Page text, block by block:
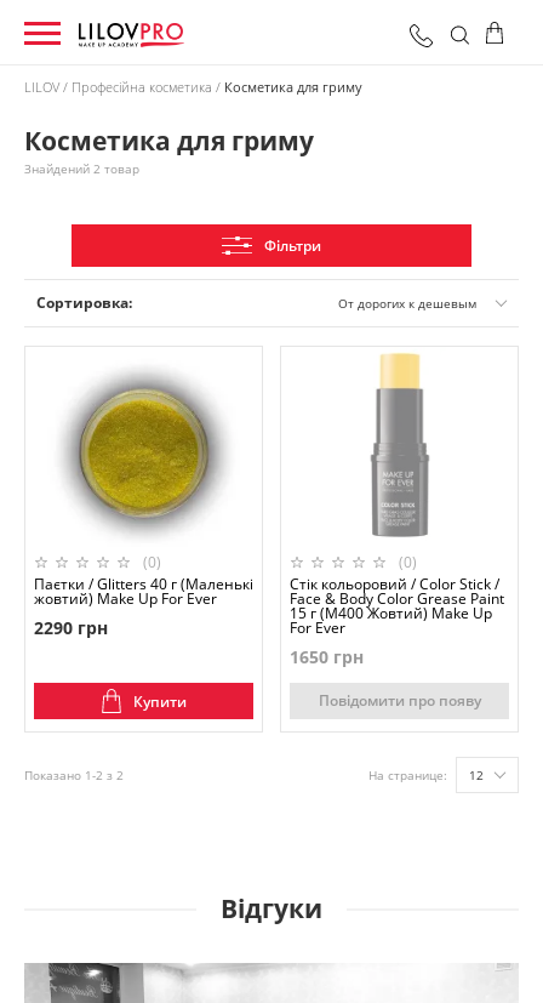
Разом:0 грн
LILOV Професійна косметика Косметика для гриму
Косметика для гриму
Знайдений 2 товар
Фільтри
Сортировка: От дорогих к дешевым
(0)
Паєтки / Glitters 40 г (Маленькі
жовтий) Make Up For Ever
2290 грн
Купити
(0)
Стік кольоровий / Color Stick /
Face & Body Color Grease Paint
15 г (M400 Жовтий) Make Up
For Ever
1650 грн
Повідомити про появу
Показано 1-2 з 2 На странице: 12
Відгуки